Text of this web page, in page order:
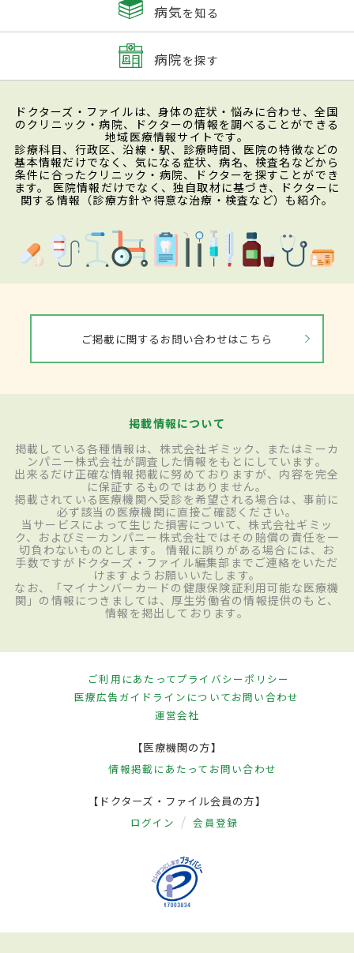
病気を知る
病院を探す
ドクターズ・ファイルは、身体の症状・悩みに合わせ、全国
のクリニック・病院、ドクターの情報を調べることができる
地域医療情報サイトです。
診療科目、行政区、沿線・駅、診療時間、医院の特徴などの
基本情報だけでなく、気になる症状、病名、検査名などから
条件に合ったクリニック・病院、ドクターを探すことができ
ます。 医院情報だけでなく、独自取材に基づき、ドクターに
関する情報（診療方針や得意な治療・検査など）も紹介。
ご掲載に関するお問い合わせはこちら
掲載情報について
掲載している各種情報は、株式会社ギミック、またはミーカ
ンパニー株式会社が調査した情報をもとにしています。
出来るだけ正確な情報掲載に努めておりますが、内容を完全
に保証するものではありません。
掲載されている医療機関へ受診を希望される場合は、事前に
必ず該当の医療機関に直接ご確認ください。
当サービスによって生じた損害について、株式会社ギミッ
ク、およびミーカンパニー株式会社ではその賠償の責任を一
切負わないものとします。 情報に誤りがある場合には、お
手数ですがドクターズ・ファイル編集部までご連絡をいただ
けますようお願いいたします。
なお、「マイナンバーカードの健康保険証利用可能な医療機
関」の情報につきましては、厚生労働省の情報提供のもと、
情報を掲出しております。
ご利用にあたってプライバシーポリシー
医療広告ガイドラインについてお問い合わせ
運営会社
【医療機関の方】
情報掲載にあたって お問い合わせ
【ドクターズ・ファイル会員の方】
ログイン 会員登録